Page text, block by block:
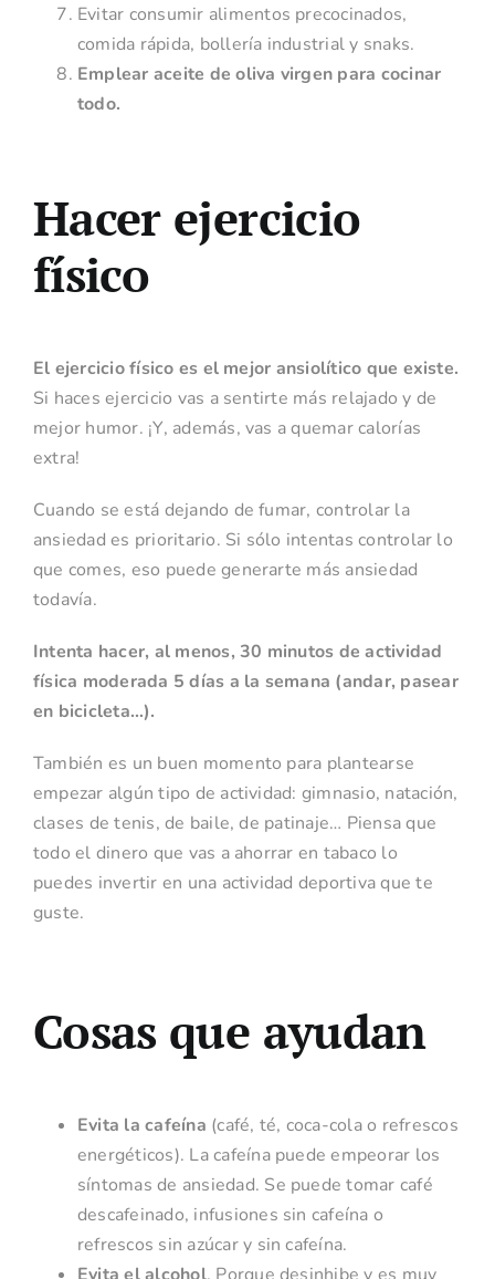
Evitar consumir alimentos precocinados,
comida rápida, bollería industrial y snaks.
Emplear aceite de oliva virgen para cocinar
todo.
Hacer ejercicio
físico
El ejercicio físico es el mejor ansiolítico que existe.
Si haces ejercicio vas a sentirte más relajado y de
mejor humor. ¡Y, además, vas a quemar calorías
extra!
Cuando se está dejando de fumar, controlar la
ansiedad es prioritario. Si sólo intentas controlar lo
que comes, eso puede generarte más ansiedad
todavía.
Intenta hacer, al menos, 30 minutos de actividad
física moderada 5 días a la semana (andar, pasear
en bicicleta…).
También es un buen momento para plantearse
empezar algún tipo de actividad: gimnasio, natación,
clases de tenis, de baile, de patinaje… Piensa que
todo el dinero que vas a ahorrar en tabaco lo
puedes invertir en una actividad deportiva que te
guste.
Cosas que ayudan
Evita la cafeína (café, té, coca-cola o refrescos
energéticos). La cafeína puede empeorar los
síntomas de ansiedad. Se puede tomar café
descafeinado, infusiones sin cafeína o
refrescos sin azúcar y sin cafeína.